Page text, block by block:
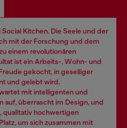
Social Kitchen. Die Seele und der
mit der Forschung und dem
einem revolutionären
ist ein Arbeits-, Wohn- und
gekocht, in geselliger
und gelebt wird.
mit intelligenten und
auf, überrascht im Design, und
qualitativ hochwertigen
um sich zusammen mit